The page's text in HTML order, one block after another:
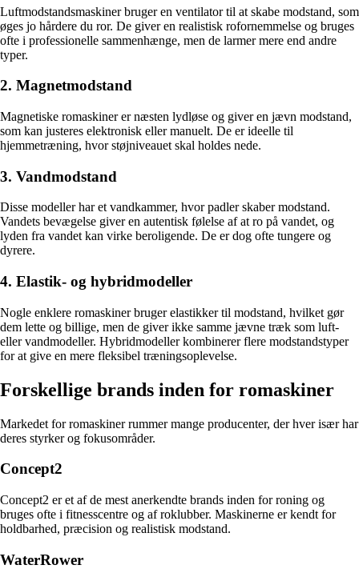
Luftmodstandsmaskiner bruger en ventilator til at skabe modstand, som
øges jo hårdere du ror. De giver en realistisk rofornemmelse og bruges
ofte i professionelle sammenhænge, men de larmer mere end andre
typer.
2. Magnetmodstand
Magnetiske romaskiner er næsten lydløse og giver en jævn modstand,
som kan justeres elektronisk eller manuelt. De er ideelle til
hjemmetræning, hvor støjniveauet skal holdes nede.
3. Vandmodstand
Disse modeller har et vandkammer, hvor padler skaber modstand.
Vandets bevægelse giver en autentisk følelse af at ro på vandet, og
lyden fra vandet kan virke beroligende. De er dog ofte tungere og
dyrere.
4. Elastik- og hybridmodeller
Nogle enklere romaskiner bruger elastikker til modstand, hvilket gør
dem lette og billige, men de giver ikke samme jævne træk som luft-
eller vandmodeller. Hybridmodeller kombinerer flere modstandstyper
for at give en mere fleksibel træningsoplevelse.
Forskellige brands inden for romaskiner
Markedet for romaskiner rummer mange producenter, der hver især har
deres styrker og fokusområder.
Concept2
Concept2 er et af de mest anerkendte brands inden for roning og
bruges ofte i fitnesscentre og af roklubber. Maskinerne er kendt for
holdbarhed, præcision og realistisk modstand.
WaterRower